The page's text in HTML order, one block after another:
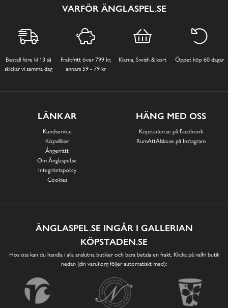
VARFÖR ÄNGLASPEL.SE
Beställ före kl 13 så
skickar vi samma dag
Fraktfritt över 799 kr,
annars 59 - 79 kr
Klarna, Swish & kort Öppet köp 60 dagar
LÄNKAR
Kundservice
Köpvillkor
Ångerrätt
Om Änglaspel.se
Integritetspolicy
Cookies
HÄNG MED OSS
Köpstaden.se på Facebook
RumAttÄlska.se på Instagram
ÄNGLASPEL.SE INGÅR I GALLERIAN
KÖPSTADEN.SE
Hos oss kan du handla i alla anslutna butiker och bara betala en frakt. Klicka på valfri butik
nedan (din varukorg följer automatiskt med):